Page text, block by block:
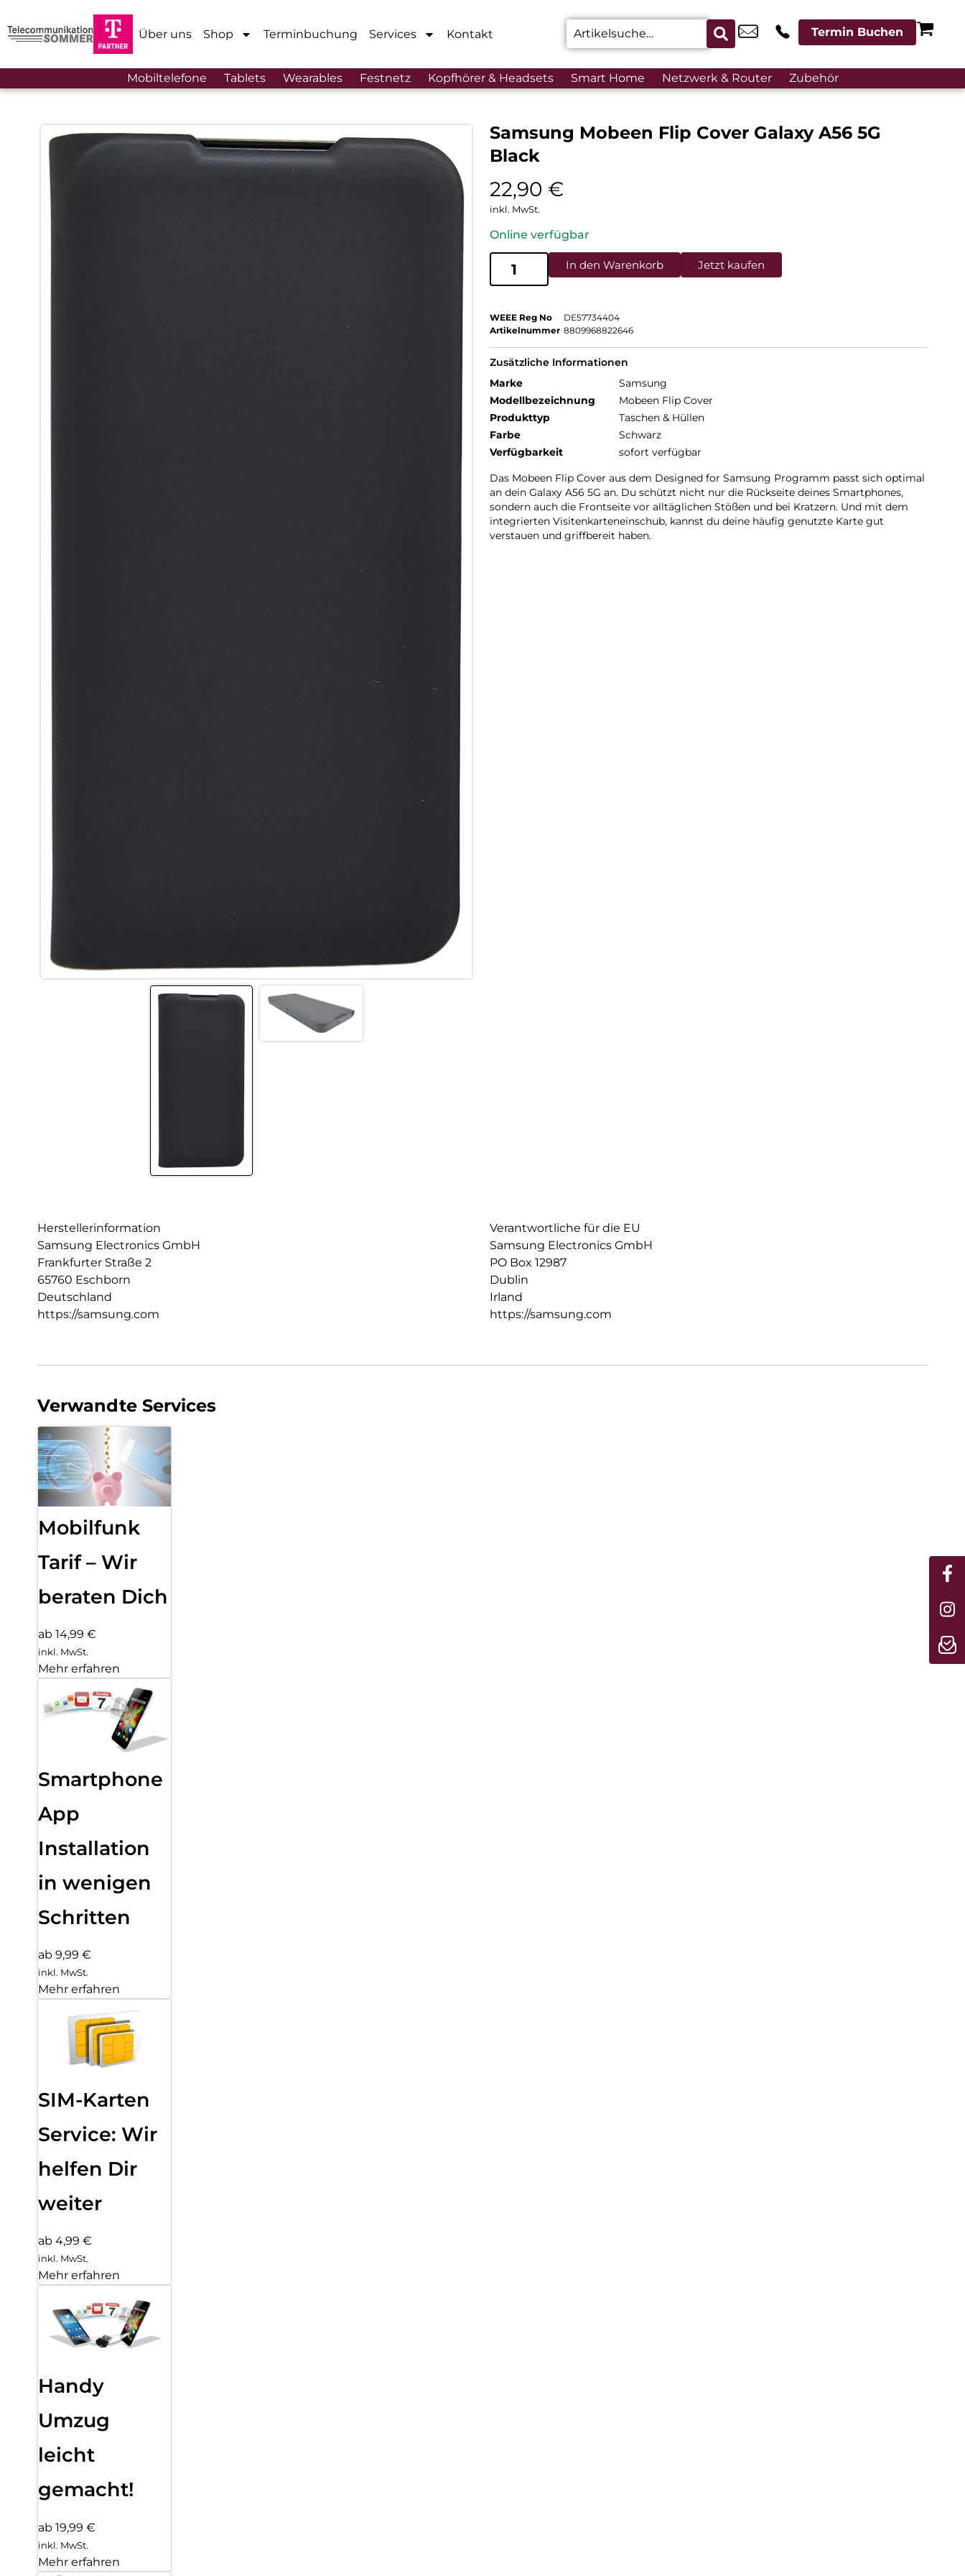
Über uns Shop Terminbuchung Services Kontakt Termin Buchen
Mobiltelefone Tablets Wearables Festnetz Kopfhörer & Headsets Smart Home Netzwerk & Router Zubehör
Samsung Mobeen Flip Cover Galaxy A56 5G
Black
22,90 €
inkl. MwSt.
Online verfügbar
In den Warenkorb Jetzt kaufen
WEEE Reg No
DE57734404
Artikelnummer 8809968822646
Zusätzliche Informationen
Marke
Samsung
Modellbezeichnung
Mobeen Flip Cover
Produkttyp
Taschen & Hüllen
Farbe
Schwarz
Verfügbarkeit
sofort verfügbar
Das Mobeen Flip Cover aus dem Designed for Samsung Programm passt sich optimal
an dein Galaxy A56 5G an. Du schützt nicht nur die Rückseite deines Smartphones,
sondern auch die Frontseite vor alltäglichen Stößen und bei Kratzern. Und mit dem
integrierten Visitenkarteneinschub, kannst du deine häufig genutzte Karte gut
verstauen und griffbereit haben.
Herstellerinformation
Samsung Electronics GmbH
Frankfurter Straße 2
65760 Eschborn
Deutschland
https://samsung.com
Verantwortliche für die EU
Samsung Electronics GmbH
PO Box 12987
Dublin
Irland
https://samsung.com
Verwandte Services
Mobilfunk
Tarif – Wir
beraten Dich
ab 14,99 €
inkl. MwSt.
Mehr erfahren
Smartphone
App
Installation
in wenigen
Schritten
ab 9,99 €
inkl. MwSt.
Mehr erfahren
SIM-Karten
Service: Wir
helfen Dir
weiter
ab 4,99 €
inkl. MwSt.
Mehr erfahren
Handy
Umzug
leicht
gemacht!
ab 19,99 €
inkl. MwSt.
Mehr erfahren